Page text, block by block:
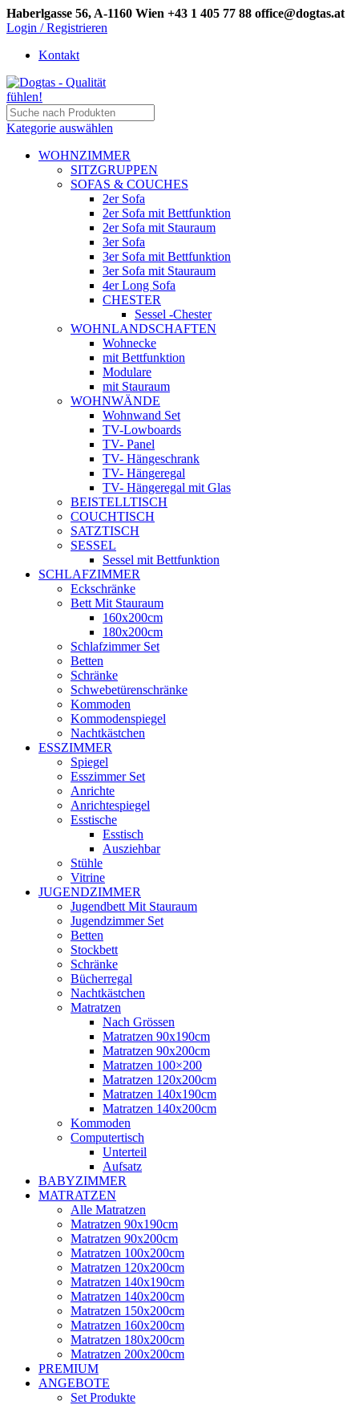
Haberlgasse 56, A-1160 Wien +43 1 405 77 88 office@dogtas.at
Login / Registrieren
Kontakt
Kategorie auswählen
WOHNZIMMER
SITZGRUPPEN
SOFAS & COUCHES
2er Sofa
2er Sofa mit Bettfunktion
2er Sofa mit Stauraum
3er Sofa
3er Sofa mit Bettfunktion
3er Sofa mit Stauraum
4er Long Sofa
CHESTER
Sessel -Chester
WOHNLANDSCHAFTEN
Wohnecke
mit Bettfunktion
Modulare
mit Stauraum
WOHNWÄNDE
Wohnwand Set
TV-Lowboards
TV- Panel
TV- Hängeschrank
TV- Hängeregal
TV- Hängeregal mit Glas
BEISTELLTISCH
COUCHTISCH
SATZTISCH
SESSEL
Sessel mit Bettfunktion
SCHLAFZIMMER
Eckschränke
Bett Mit Stauraum
160x200cm
180x200cm
Schlafzimmer Set
Betten
Schränke
Schwebetürenschränke
Kommoden
Kommodenspiegel
Nachtkästchen
ESSZIMMER
Spiegel
Esszimmer Set
Anrichte
Anrichtespiegel
Esstische
Esstisch
Ausziehbar
Stühle
Vitrine
JUGENDZIMMER
Jugendbett Mit Stauraum
Jugendzimmer Set
Betten
Stockbett
Schränke
Bücherregal
Nachtkästchen
Matratzen
Nach Grössen
Matratzen 90x190cm
Matratzen 90x200cm
Matratzen 100×200
Matratzen 120x200cm
Matratzen 140x190cm
Matratzen 140x200cm
Kommoden
Computertisch
Unterteil
Aufsatz
BABYZIMMER
MATRATZEN
Alle Matratzen
Matratzen 90x190cm
Matratzen 90x200cm
Matratzen 100x200cm
Matratzen 120x200cm
Matratzen 140x190cm
Matratzen 140x200cm
Matratzen 150x200cm
Matratzen 160x200cm
Matratzen 180x200cm
Matratzen 200x200cm
PREMIUM
ANGEBOTE
Set Produkte